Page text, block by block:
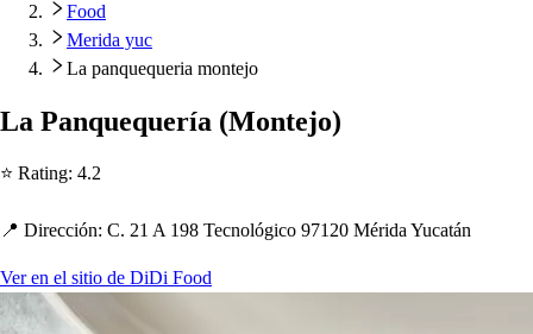
Food
Merida yuc
La panquequeria montejo
La Panquequería (Montejo)
⭐ Rating: 4.2
📍 Dirección: C. 21 A 198 Tecnológico 97120 Mérida Yucatán
Ver en el sitio de DiDi Food